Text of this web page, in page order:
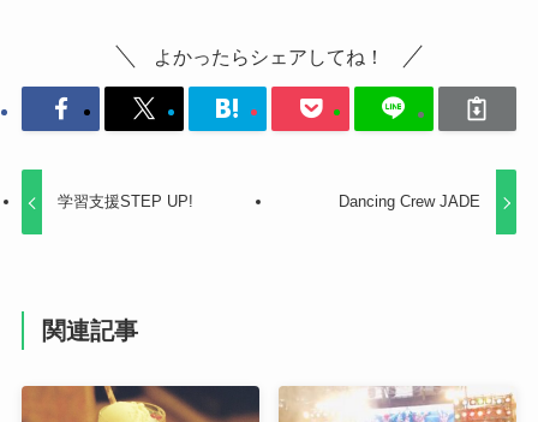
よかったらシェアしてね！
学習支援STEP UP! Dancing Crew JADE
関連記事